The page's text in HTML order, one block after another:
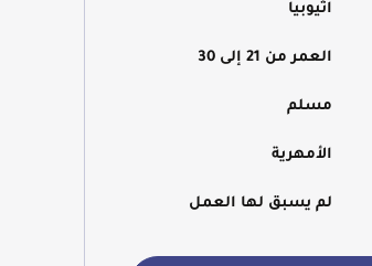
اثيوبيا
العمر من 21 إلى 30
مسلم
الأمهرية
لم يسبق لها العمل